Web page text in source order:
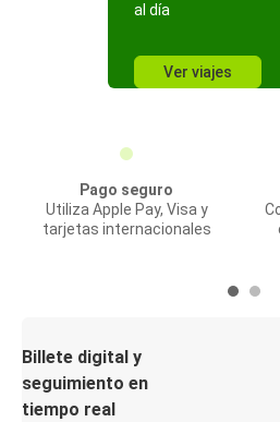
al día
Ver viajes
Pago seguro
Utiliza Apple Pay, Visa y
tarjetas internacionales
Billete digital y
seguimiento en
tiempo real